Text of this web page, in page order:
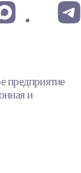
предприятие
и